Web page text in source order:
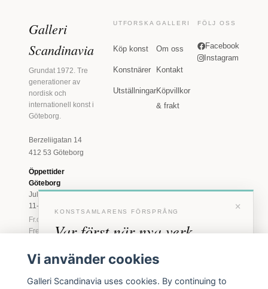
Galleri
Scandinavia
Grundat 1972. Tre
generationer av
nordisk och
internationell konst i
Göteborg.
Berzeliigatan 14
412 53 Göteborg
Öppettider
Göteborg
Juli: Tis 11-18 · Lör
11-16
Fr.o.m. augusti: Tis-
Fre 11-18 · Lör 11-
Marstrand
2026
UTFORSKA
Köp konst
Konstnärer
Utställningar
GALLERI
Om oss
Kontakt
Köpvillkor
& frakt
FÖLJ OSS
Facebook
Instagram
×
KONSTSAMLARENS FÖRSPRÅNG
Var först när nya verk
anländer
inbjudningar till vernissage, innan vi annonserar
Vi använder cookies
Galleri Scandinavia uses cookies. By continuing to